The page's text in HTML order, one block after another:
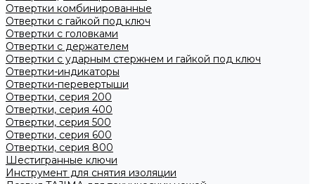
Отвертки комбинированные
Отвертки с гайкой под ключ
Отвертки с головками
Отвертки с держателем
Отвертки с ударным стержнем и гайкой под ключ
Отвертки-индикаторы
Отвертки-перевертыши
Отвертки, серия 200
Отвертки, серия 400
Отвертки, серия 500
Отвертки, серия 600
Отвертки, серия 800
Шестигранные ключи
Инструмент для снятия изоляции